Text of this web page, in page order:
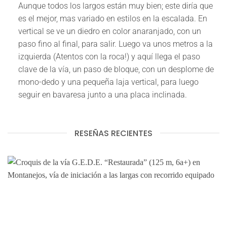
Aunque todos los largos están muy bien; este diría que
es el mejor, mas variado en estilos en la escalada. En
vertical se ve un diedro en color anaranjado, con un
paso fino al final, para salir. Luego va unos metros a la
izquierda (Atentos con la roca!) y aquí llega el paso
clave de la vía, un paso de bloque, con un desplome de
mono-dedo y una pequeña laja vertical, para luego
seguir en bavaresa junto a una placa inclinada.
RESEÑAS RECIENTES